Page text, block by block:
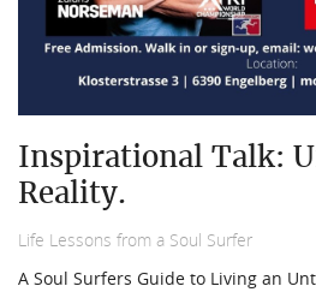
Inspirational Talk:
Reality.
Life Lessons from a Soul Surfer
A Soul Surfers Guide to Living an